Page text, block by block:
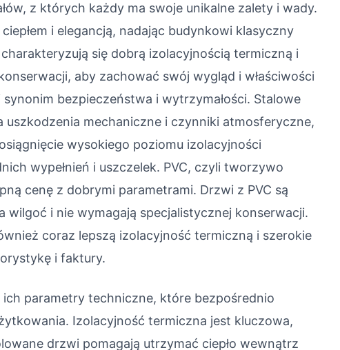
z których każdy ma swoje unikalne zalety i wady.
i elegancją, nadając budynkowi klasyczny
się dobrą izolacyjnością termiczną i
aby zachować swój wygląd i właściwości
bezpieczeństwa i wytrzymałości. Stalowe
mechaniczne i czynniki atmosferyczne,
wysokiego poziomu izolacyjności
wypełnień i uszczelek. PVC, czyli tworzywo
cenę z dobrymi parametrami. Drzwi z PVC są
wilgoć i nie wymagają specjalistycznej konserwacji.
coraz lepszą izolacyjność termiczną i szerokie
i faktury.
parametry techniczne, które bezpośrednio
Izolacyjność termiczna jest kluczowa,
drzwi pomagają utrzymać ciepło wewnątrz